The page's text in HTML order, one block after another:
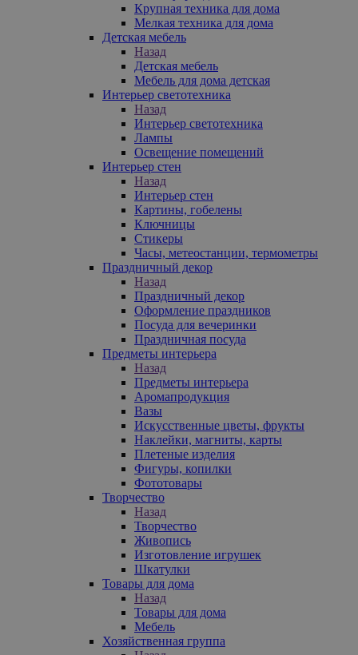
Крупная техника для дома
Мелкая техника для дома
Детская мебель
Назад
Детская мебель
Мебель для дома детская
Интерьер светотехника
Назад
Интерьер светотехника
Лампы
Освещение помещений
Интерьер стен
Назад
Интерьер стен
Картины, гобелены
Ключницы
Стикеры
Часы, метеостанции, термометры
Праздничный декор
Назад
Праздничный декор
Оформление праздников
Посуда для вечеринки
Праздничная посуда
Предметы интерьера
Назад
Предметы интерьера
Аромапродукция
Вазы
Искусственные цветы, фрукты
Наклейки, магниты, карты
Плетеные изделия
Фигуры, копилки
Фототовары
Творчество
Назад
Творчество
Живопись
Изготовление игрушек
Шкатулки
Товары для дома
Назад
Товары для дома
Мебель
Хозяйственная группа